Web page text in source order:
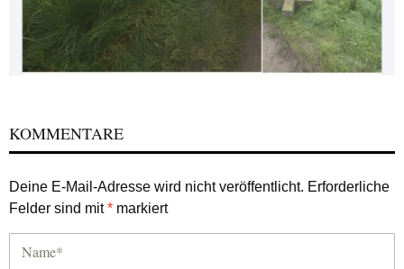
KOMMENTARE
Deine E-Mail-Adresse wird nicht veröffentlicht. Erforderliche
Felder sind mit* markiert